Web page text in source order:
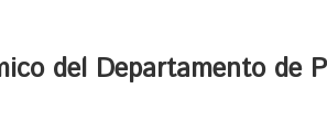
del Departamento de